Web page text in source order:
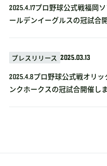
2025.4.17プロ野球公式戦福岡
ールデンイーグルスの冠試合
プレスリリース 2025.03.13
2025.4.8プロ野球公式戦オリ
ンクホークスの冠試合開催し